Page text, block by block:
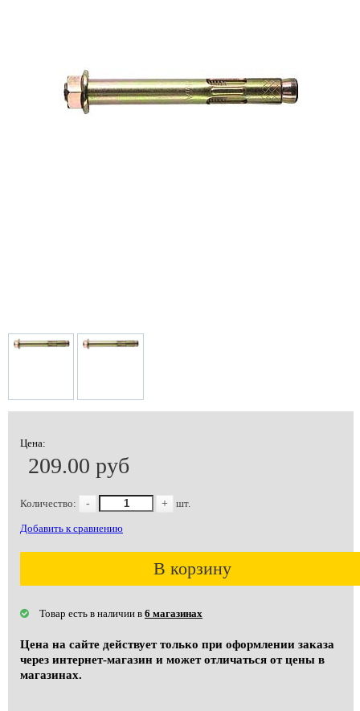
Цена:
209.00 руб
Количество: - + шт.
Добавить к сравнению
В корзину
Товар есть в наличии в 6 магазинах
Цена на сайте действует только при оформлении заказа
через интернет-магазин и может отличаться от цены в
магазинах.